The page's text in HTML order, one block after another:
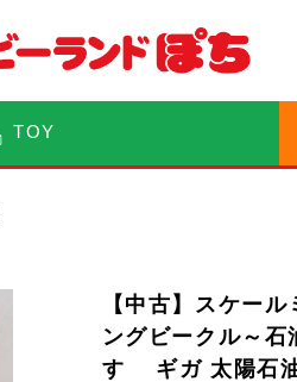
TOY
【中古】スケー
ングビークル～
すゞ ギガ 太陽石